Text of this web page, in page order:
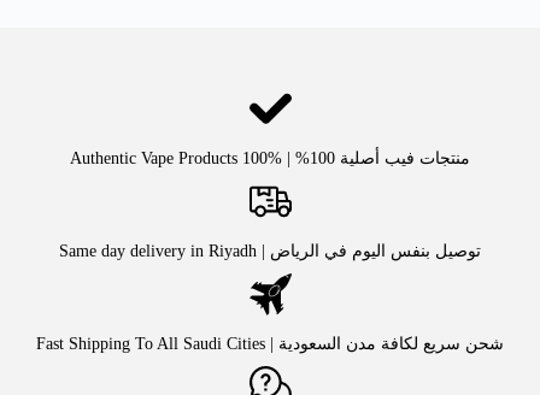
منتجات فيب أصلية 100% | Authentic Vape Products 100%
توصيل بنفس اليوم في الرياض | Same day delivery in Riyadh
شحن سريع لكافة مدن السعودية | Fast Shipping To All Saudi Cities